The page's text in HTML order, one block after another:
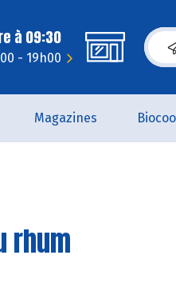
à 09:30
- 19h00
Magazines
rhum